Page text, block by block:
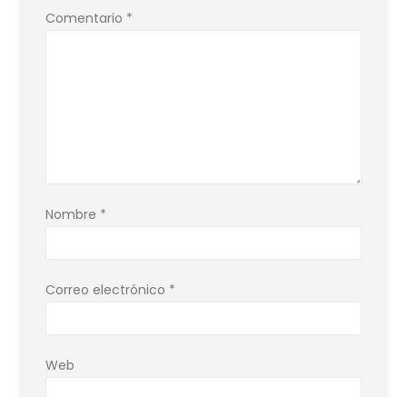
Comentario *
Nombre *
Correo electrónico *
Web